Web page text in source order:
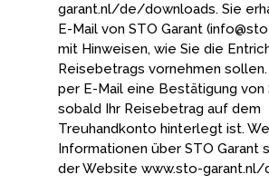
garant.nl/de/downloads. Sie
E-Mail von STO Garant
mit Hinweisen, wie Sie die
Reisebetrags vornehmen
per E-Mail eine Bestätigung von
sobald Ihr Reisebetrag auf dem
Treuhandkonto hinterlegt ist.
Informationen über STO Garant
der Website www.sto-garant.nl/